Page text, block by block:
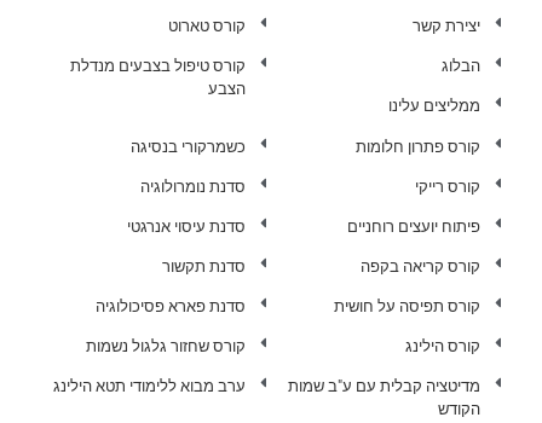
יצירת קשר
הבלוג
ממליצים עלינו
קורס טארוט
קורס טיפול בצבעים מנדלת
הצבע
קורס פתרון חלומות
קורס רייקי
פיתוח יועצים רוחניים
קורס קריאה בקפה
קורס תפיסה על חושית
קורס הילינג
מדיטציה קבלית עם ע"ב שמות
הקודש
כשמרקורי בנסיגה
סדנת נומרולוגיה
סדנת עיסוי אנרגטי
סדנת תקשור
סדנת פארא פסיכולוגיה
קורס שחזור גלגול נשמות
ערב מבוא ללימודי תטא הילינג